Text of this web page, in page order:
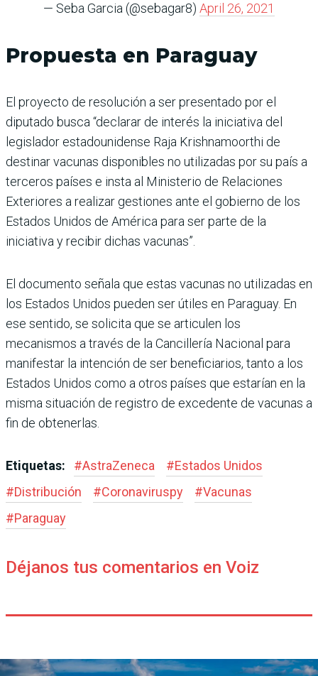
— Seba Garcia (@sebagar8) April 26, 2021
Propuesta en Paraguay
El proyecto de resolución a ser presentado por el
diputado busca “declarar de interés la iniciativa del
legislador estadounidense Raja Krishnamoorthi de
destinar vacunas disponibles no utilizadas por su país a
terceros países e insta al Ministerio de Relaciones
Exteriores a realizar gestiones ante el gobierno de los
Estados Unidos de América para ser parte de la
iniciativa y recibir dichas vacunas”.
El documento señala que estas vacunas no utilizadas en
los Estados Unidos pueden ser útiles en Paraguay. En
ese sentido, se solicita que se articulen los
mecanismos a través de la Cancillería Nacional para
manifestar la intención de ser beneficiarios, tanto a los
Estados Unidos como a otros países que estarían en la
misma situación de registro de excedente de vacunas a
fin de obtenerlas.
Etiquetas: #AstraZeneca #Estados Unidos
#Distribución #Coronaviruspy #Vacunas
#Paraguay
Déjanos tus comentarios en Voiz